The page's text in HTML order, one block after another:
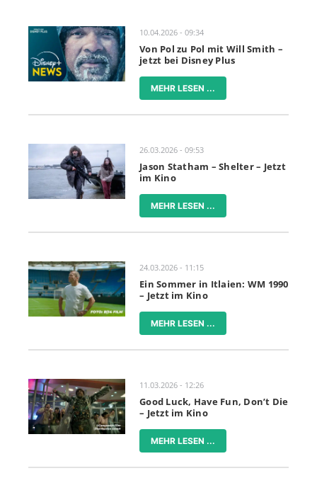
10.04.2026 - 09:34
Von Pol zu Pol mit Will Smith –
jetzt bei Disney Plus
MEHR LESEN ...
26.03.2026 - 09:53
Jason Statham – Shelter – Jetzt
im Kino
MEHR LESEN ...
24.03.2026 - 11:15
Ein Sommer in Itlaien: WM 1990
– Jetzt im Kino
MEHR LESEN ...
11.03.2026 - 12:26
Good Luck, Have Fun, Don’t Die
– Jetzt im Kino
MEHR LESEN ...